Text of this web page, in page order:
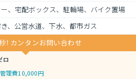
、宅配ボックス、駐輪場、バイク置場
、公営水道、下水、都市ガス
! カンタンお問い合わせ
ロ
管理費10,000円